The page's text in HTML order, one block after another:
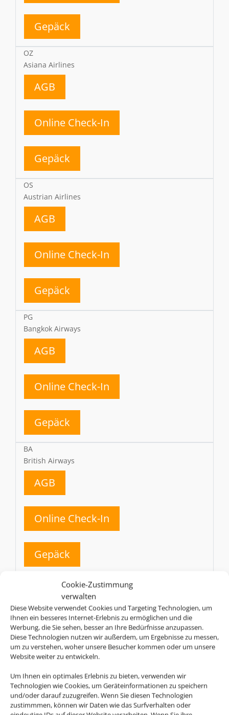
Cookie-Zustimmung
verwalten
Diese Website verwendet Cookies und Targeting Technologien, um
Ihnen ein besseres Internet-Erlebnis zu ermöglichen und die
Werbung, die Sie sehen, besser an Ihre Bedürfnisse anzupassen.
Diese Technologien nutzen wir außerdem, um Ergebnisse zu messen,
um zu verstehen, woher unsere Besucher kommen oder um unsere
Website weiter zu entwickeln.
Um Ihnen ein optimales Erlebnis zu bieten, verwenden wir
Technologien wie Cookies, um Geräteinformationen zu speichern
und/oder darauf zuzugreifen. Wenn Sie diesen Technologien
zustimmmen, können wir Daten wie das Surfverhalten oder
Gepäck
OZ
Asiana Airlines
AGB
Online Check-In
Gepäck
OS
Austrian Airlines
AGB
Online Check-In
Gepäck
PG
Bangkok Airways
AGB
Online Check-In
Gepäck
BA
British Airways
AGB
Online Check-In
Gepäck
Brussels Airlines
AGB
Online Check-In
Gepäck
BW